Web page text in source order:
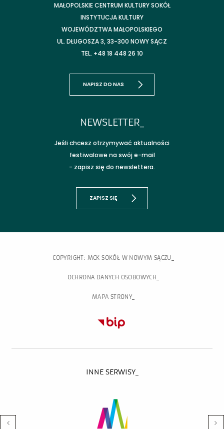
MAŁOPOLSKIE CENTRUM KULTURY SOKÓŁ
INSTYTUCJA KULTURY
WOJEWÓDZTWA MAŁOPOLSKIEGO
UL. DŁUGOSZA 3, 33-300 NOWY SĄCZ
TEL. +48 18 448 26 10
NAPISZ DO NAS
NEWSLETTER_
Jeśli chcesz otrzymywać aktualności
festiwalowe na swój e-mail
- zapisz się do newslettera.
ZAPISZ SIĘ
COPYRIGHT: MCK SOKÓŁ W NOWYM SĄCZU
OCHRONA DANYCH OSOBOWYCH
MAPA STRONY
INNE SERWISY_